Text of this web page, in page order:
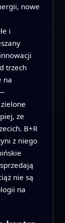
nowe
i
trzech
na
ze
B+R
z niego
nie są
na